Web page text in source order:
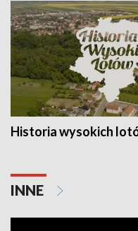
Historia wysokich
INNE